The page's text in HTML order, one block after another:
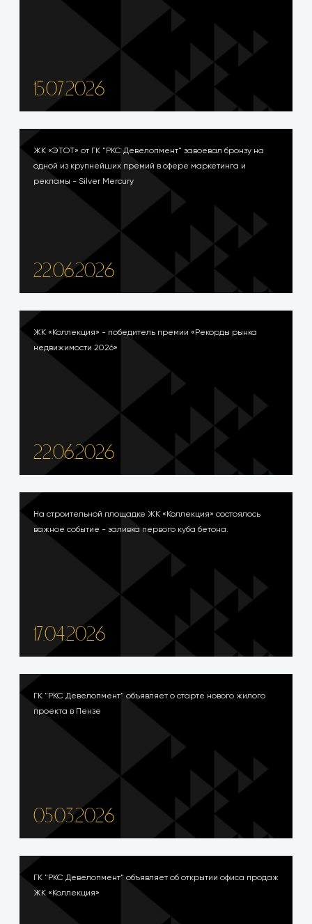
15.07.2026
ЖК «ЭТОТ» от ГК "РКС Девелопмент" завоевал бронзу на
одной из крупнейших премий в сфере маркетинга и
рекламы - Silver Mercury
22.06.2026
ЖК «Коллекция» - победитель премии «Рекорды рынка
недвижимости 2026»
22.06.2026
На строительной площадке ЖК «Коллекция» состоялось
важное событие - заливка первого куба бетона.
17.04.2026
ГК "РКС Девелопмент" объявляет о старте нового жилого
проекта в Пензе
05.03.2026
ГК "РКС Девелопмент" объявляет об открытии офиса продаж
ЖК «Коллекция»